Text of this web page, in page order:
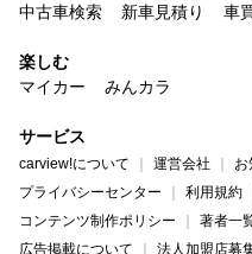
中古車検索
新車見積り 車
楽しむ
マイカー
みんカラ
サービス
carview!について 運営会社 お
プライバシーセンター
利用規約
コンテンツ制作ポリシー
著者一
広告掲載について
法人加盟店募